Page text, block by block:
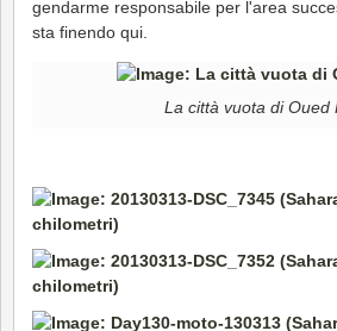
gendarme responsabile per l'area
sta finendo qui.
La città vuota di Oued